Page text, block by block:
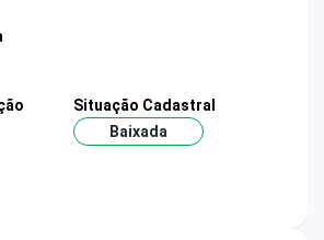
Situação Cadastral
Baixada